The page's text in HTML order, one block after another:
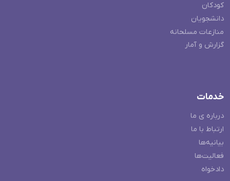
کودکان
دانشجویان
منازعات مسلحانه
گزارش و آمار
خدمات
درباره ی ما
ارتباط با ما
بیانیه‌ها
فعالیت‌ها
دادخواه